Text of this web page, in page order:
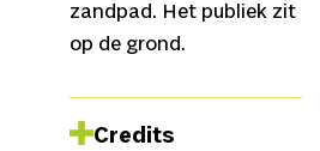
zandpad. Het publiek zit
op de grond.
Credits